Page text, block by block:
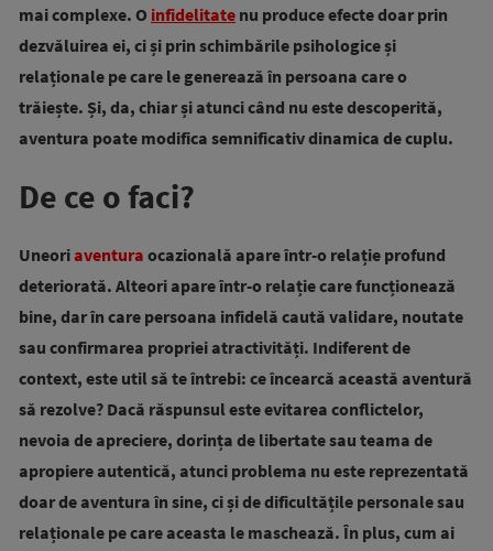
mai complexe. O infidelitate nu produce efecte doar prin
dezvăluirea ei, ci și prin schimbările psihologice și
relaționale pe care le generează în persoana care o
trăiește. Și, da, chiar și atunci când nu este descoperită,
aventura poate modifica semnificativ dinamica de cuplu.
De ce o faci?
Uneoriaventura ocazională apare într-o relație profund
deteriorată. Alteori apare într-o relație care funcționează
bine, dar în care persoana infidelă caută validare, noutate
sau confirmarea propriei atractivități. Indiferent de
context, este util să te întrebi: ce încearcă această aventură
să rezolve? Dacă răspunsul este evitarea conflictelor,
nevoia de apreciere, dorința de libertate sau teama de
apropiere autentică, atunci problema nu este reprezentată
doar de aventura în sine, ci și de dificultățile personale sau
relaționale pe care aceasta le maschează. În plus, cum ai